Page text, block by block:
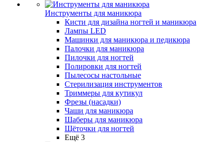
Инструменты для маникюра
Кисти для дизайна ногтей и маникюра
Лампы LED
Машинки для маникюра и педикюра
Палочки для маникюра
Пилочки для ногтей
Полировки для ногтей
Пылесосы настольные
Стерилизация инструментов
Триммеры для кутикул
Фрезы (насадки)
Чаши для маникюра
Шаберы для маникюра
Щёточки для ногтей
Ещё 3